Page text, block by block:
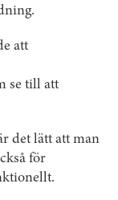
att
se till att
det lätt att man
för